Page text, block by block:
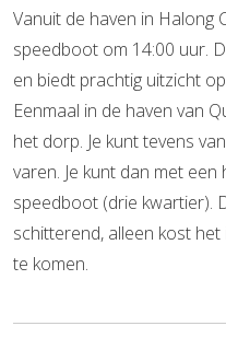
Vanuit de haven in Halong
speedboot om 14:00 uur.
en biedt prachtig uitzicht
Eenmaal in de haven van
het dorp. Je kunt tevens
varen. Je kunt dan met
speedboot (drie kwartier).
schitterend, alleen kost
te komen.